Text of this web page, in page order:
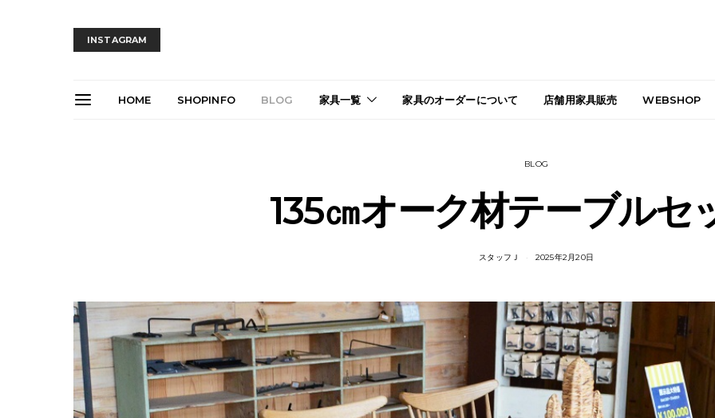
INSTAGRAM
HOME SHOPINFO BLOG 家具一覧 家具のオーダーについて 店舗用家具販売 WEBSHOP
BLOG
135㎝オーク材テーブルセ
スタッフＪ 2025年2月20日